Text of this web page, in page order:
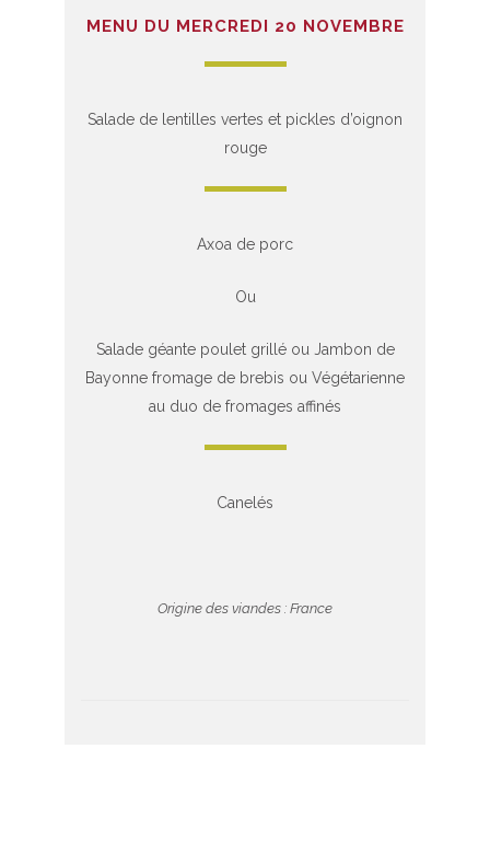
MENU DU MERCREDI 20 NOVEMBRE
Salade de lentilles vertes et pickles d’oignon
rouge
Axoa de porc
Ou
Salade géante poulet grillé ou Jambon de
Bayonne fromage de brebis ou Végétarienne
au duo de fromages affinés
Canelés
Origine des viandes : France